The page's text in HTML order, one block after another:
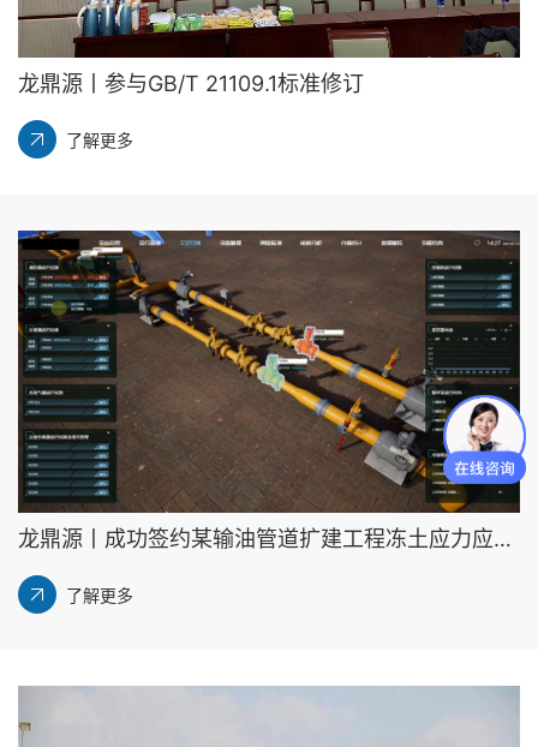
龙鼎源丨参与GB/T 21109.1标准修订
了解更多
龙鼎源丨成功签约某输油管道扩建工程冻土应力应变监测项目
了解更多